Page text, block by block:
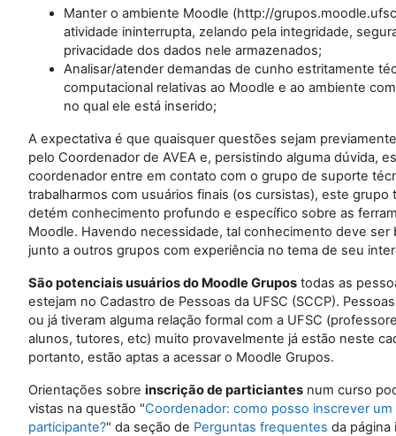
Manter o ambiente Moodle (http://
atividade ininterrupta, zelando pela integridade,
privacidade dos dados nele armazenados;
Analisar/atender demandas de cunho estritamente
computacional relativas ao Moodle e ao ambiente
no qual ele está inserido;
A expectativa é que quaisquer questões sejam
pelo Coordenador de AVEA e, persistindo alguma dúvida,
coordenador entre em contato com o grupo de suporte
trabalharmos com usuários finais (os cursistas), este grupo
detém conhecimento profundo e específico sobre as
Moodle. Havendo necessidade, tal conhecimento deve ser
junto a outros grupos com experiência no tema de seu
São potenciais usuários do Moodle Grupostodas as
estejam no Cadastro de Pessoas da UFSC (SCCP).
ou já tiveram alguma relação formal com a UFSC
alunos, tutores, etc) muito provavelmente já estão neste
portanto, estão aptas a acessar o Moodle Grupos.
Orientações sobre inscrição de particiantesnum curso
vistas na questão "Coordenador: como posso inscrever um
participante?" da seção de Perguntas frequentes da página